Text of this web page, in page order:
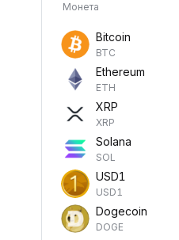
Монета
Bitcoin
BTC
Ethereum
ETH
XRP
XRP
Solana
SOL
USD1
USD1
Dogecoin
DOGE